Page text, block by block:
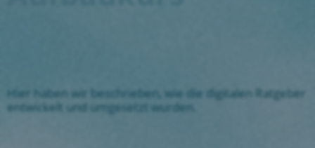
Hier haben wir beschrieben, wie die digitalen Ratgeber
entwickelt und umgesetzt wurden.